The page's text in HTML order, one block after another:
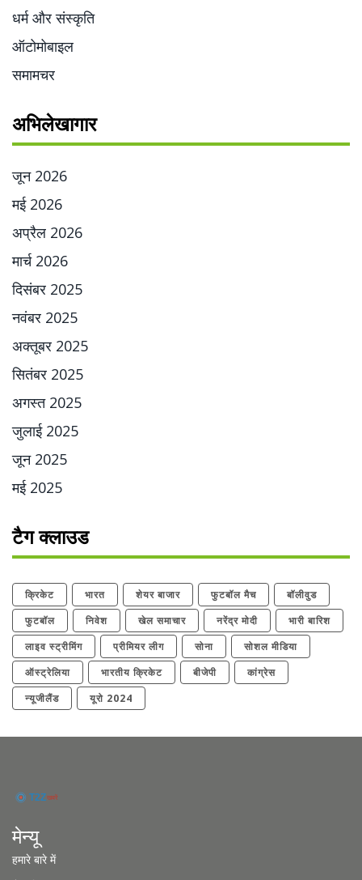
धर्म और संस्कृति
ऑटोमोबाइल
समामचर
अभिलेखागार
जून 2026
मई 2026
अप्रैल 2026
मार्च 2026
दिसंबर 2025
नवंबर 2025
अक्तूबर 2025
सितंबर 2025
अगस्त 2025
जुलाई 2025
जून 2025
मई 2025
टैग क्लाउड
क्रिकेट भारत शेयर बाजार फुटबॉल मैच
बॉलीवुड
फुटबॉल
निवेश खेल समाचार नरेंद्र मोदी
भारी बारिश
लाइव स्ट्रीमिंग
प्रीमियर लीग सोना
सोशल मीडिया
ऑस्ट्रेलिया
भारतीय क्रिकेट बीजेपी
कांग्रेस
न्यूजीलैंड
यूरो 2024
मेन्यू
हमारे बारे में